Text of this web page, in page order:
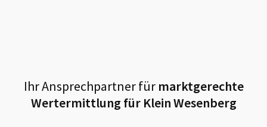
Ihr Ansprechpartner fürmarktgerechte
Wertermittlung für Klein Wesenberg